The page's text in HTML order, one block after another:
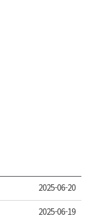
2025-06-20
2025-06-19